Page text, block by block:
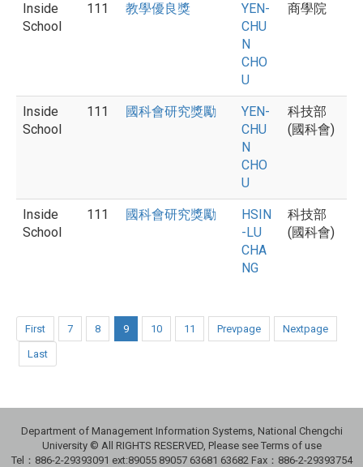
Inside
School
111 教學優良獎
YEN-
CHU
N
CHO
U
商學院
Inside
School
111 國科會研究獎勵
YEN-
CHU
N
CHO
U
科技部
(國科會)
Inside
School
111 國科會研究獎勵
HSIN
-LU
CHA
NG
科技部
(國科會)
First 7 8 9 10 11 Prevpage Nextpage
Last
Department of Management Information Systems, National Chengchi
University © All RIGHTS RESERVED, Please see Terms of use
Tel：886-2-29393091 ext:89055 89057 63681 63682 Fax：886-2-29393754